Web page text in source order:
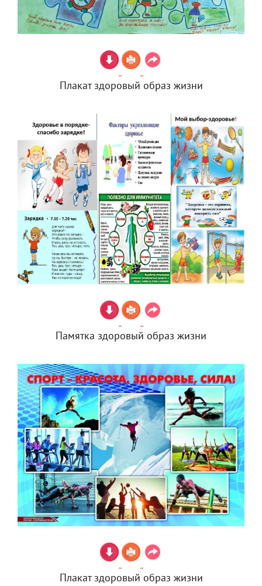
Плакат здоровый образ жизни
Памятка здоровый образ жизни
Плакат здоровый образ жизни